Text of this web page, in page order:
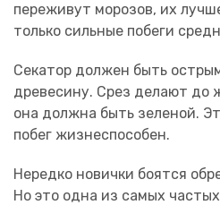
переживут морозов, их
только сильные побеги
Секатор должен быть
древесину. Срез делают до
она должна быть зеленой.
побег жизнеспособен.
Нередко новички боятся
Но это одна из самых